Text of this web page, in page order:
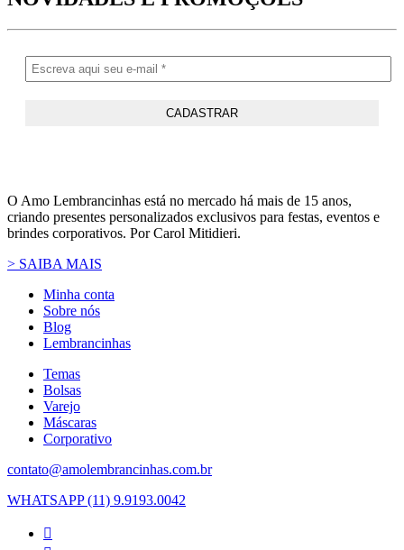
O Amo Lembrancinhas está no mercado há mais de 15 anos,
criando presentes personalizados exclusivos para festas, eventos e
brindes corporativos. Por Carol Mitidieri.
> SAIBA MAIS
Minha conta
Sobre nós
Blog
Lembrancinhas
Temas
Bolsas
Varejo
Máscaras
Corporativo
contato@amolembrancinhas.com.br
WHATSAPP (11) 9.9193.0042